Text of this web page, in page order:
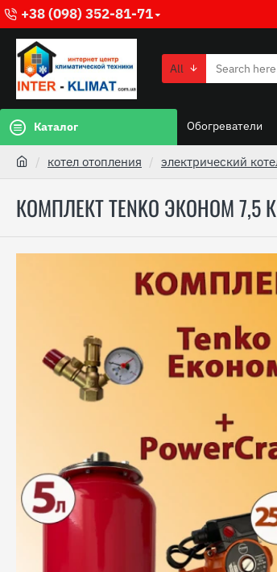
+38 (098) 352-81-71
All
Каталог Обогреватели
котел отопления электрический
КОМПЛЕКТ TENKO ЭКОНОМ 7,5